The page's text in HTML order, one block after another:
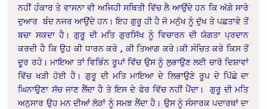
ਨਹੀਂ ਹੰਕਾਰ ਤੇ ਵਾਸਨਾ ਵੀ ਅਜਿਹੀ ਸਥਿਤੀ ਵਿੱਚ ਲੈ ਆਉਂਦੇ ਹਨ ਕਿ ਅੱਗੇ ਸਾਰੇ
ਦੁਆਰ ਬੰਦ ਨਜਰ ਆਉਂਦੇ ਹਨ। ਇਹ ਗੁਰੂ ਹੀ ਹੈ ਜੋ ਮਨੁੱਖ ਨੂੰ ਦੁੱਖ ਤੇ ਪਛਤਾਵੇ ਤੋਂ
ਬਚਾ ਸਕਦਾ ਹੈ। ਗੁਰੂ ਦੀ ਮਤਿ ਗੁਰਸਿੱਖ ਨੂੰ ਵਿਚਾਰਨ ਦੀ ਯੋਗਤਾ ਪ੍ਰਦਾਨ
ਕਰਦੀ ਹੈ ਕਿ ਉਹ ਕੀ ਧਾਰਨ ਕਰੇ , ਕੀ ਤਿਆਗ ਕਰੇ।ਕੀ ਸੰਚਿਤ ਕਰੇ ਕਿਸ ਤੋਂ
ਦੂਰ ਰਹੇ। ਮਾਇਆ ਤਾਂ ਵਿਭਿੰਨ ਰੂਪਾਂ ਵਿੱਚ ਉਸ ਨੂੰ ਲੁਭਾਉਣ ਲਈ ਚਾਰੋ ਦਿਸ਼ਾਵਾਂ
ਵਿੱਚ ਖੜੀ ਹੋਈ ਹੈ। ਗੁਰੂ ਦੀ ਮਤਿ ਮਾਇਆ ਦੇ ਲਿਭਾਉਣੇ ਰੂਪ ਦੇ ਪਿੱਛੇ ਦਾ
ਘਿਨਾਉਣਾ ਸੱਚ ਜਾਣ ਲੈਂਦਾ ਹੈ ਤੇ ਇਸ ਦੇ ਫੇਰ ਵਿੱਚ ਨਹੀਂ ਪੈਂਦਾ। ਗੁਰੂ ਦੀ ਮਤਿ
ਅਨੁਸਾਰ ਉਹ ਮਨ ਦੀਆਂ ਲੋੜਾਂ ਨੂੰ ਸਮਝ ਲੈਂਦਾ ਹੈ। ਉਸ ਨੂੰ ਸੰਸਾਰਕ ਪਦਾਰਥਾਂ ਦਾ